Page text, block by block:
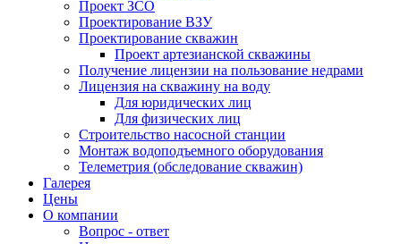
Проект ЗСО
Проектирование ВЗУ
Проектирование скважин
Проект артезианской скважины
Получение лицензии на пользование недрами
Лицензия на скважину на воду
Для юридических лиц
Для физических лиц
Строительство насосной станции
Монтаж водоподъемного оборудования
Телеметрия (обследование скважин)
Галерея
Цены
О компании
Вопрос - ответ